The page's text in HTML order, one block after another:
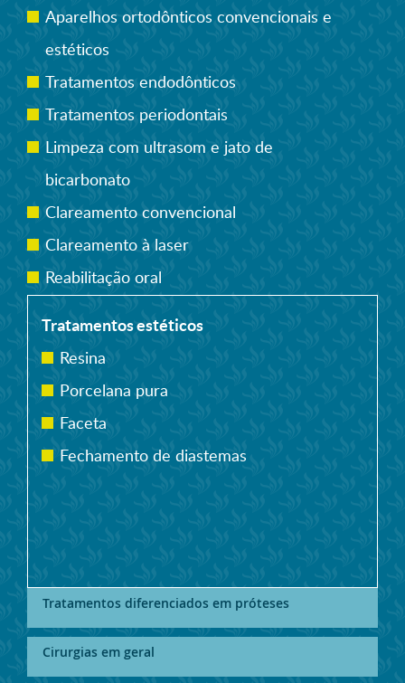
Aparelhos ortodônticos convencionais e
estéticos
Tratamentos endodônticos
Tratamentos periodontais
Limpeza com ultrasom e jato de
bicarbonato
Clareamento convencional
Clareamento à laser
Reabilitação oral
Tratamentos estéticos
Resina
Porcelana pura
Faceta
Fechamento de diastemas
Tratamentos diferenciados em próteses
Cirurgias em geral